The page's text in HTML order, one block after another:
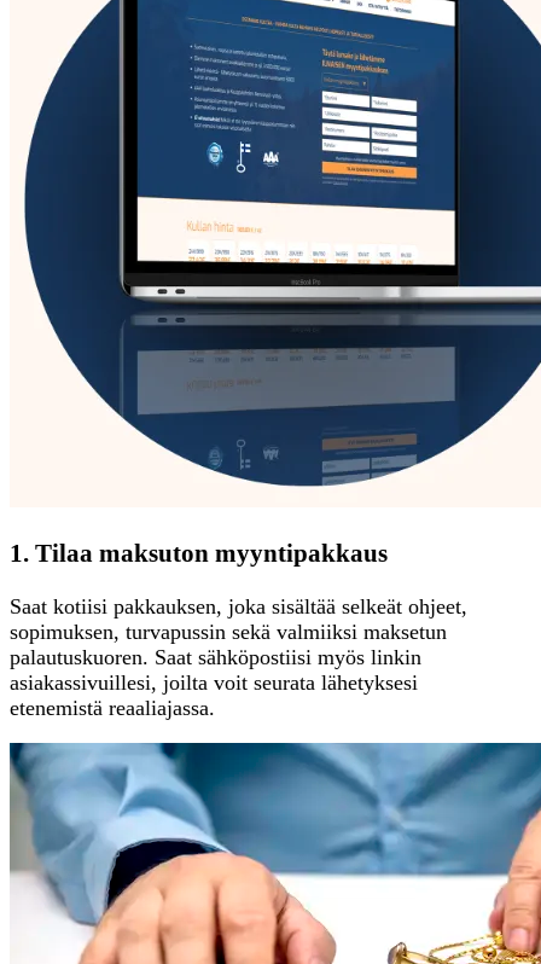
1. Tilaa maksuton myyntipakkaus
Saat kotiisi pakkauksen, joka sisältää selkeät ohjeet,
sopimuksen, turvapussin sekä valmiiksi maksetun
palautuskuoren. Saat sähköpostiisi myös linkin
asiakassivuillesi, joilta voit seurata lähetyksesi
etenemistä reaaliajassa.